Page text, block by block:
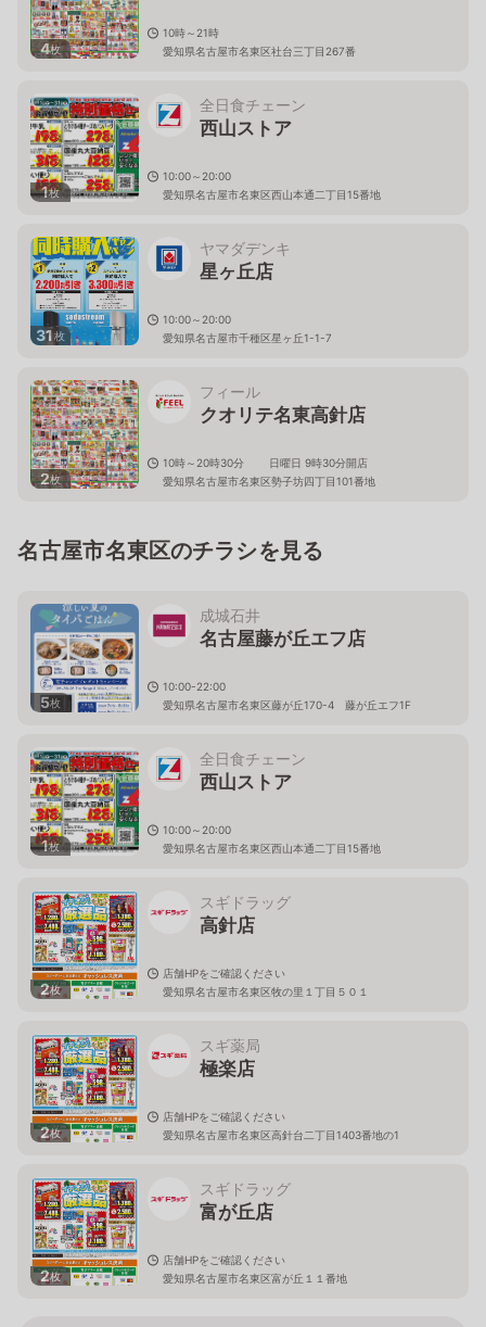
4枚
10時～21時
愛知県名古屋市名東区社台三丁目267番
1枚
全日食チェーン
西山ストア
10:00～20:00
愛知県名古屋市名東区西山本通二丁目15番地
31枚
ヤマダデンキ
星ヶ丘店
10:00～20:00
愛知県名古屋市千種区星ヶ丘1-1-7
2枚
フィール
クオリテ名東高針店
10時～20時30分 日曜日 9時30分開店
愛知県名古屋市名東区勢子坊四丁目101番地
名古屋市名東区のチラシを見る
5枚
成城石井
名古屋藤が丘エフ店
10:00-22:00
愛知県名古屋市名東区藤が丘170-4 藤が丘エフ1F
1枚
全日食チェーン
西山ストア
10:00～20:00
愛知県名古屋市名東区西山本通二丁目15番地
2枚
スギドラッグ
高針店
店舗HPをご確認ください
愛知県名古屋市名東区牧の里１丁目５０１
2枚
スギ薬局
極楽店
店舗HPをご確認ください
愛知県名古屋市名東区高針台二丁目1403番地の1
2枚
スギドラッグ
富が丘店
店舗HPをご確認ください
愛知県名古屋市名東区富が丘１１番地